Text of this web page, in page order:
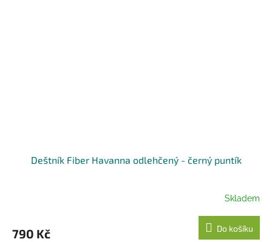
Deštník Fiber Havanna odlehčený - černý puntík
Skladem
790 Kč Do košíku